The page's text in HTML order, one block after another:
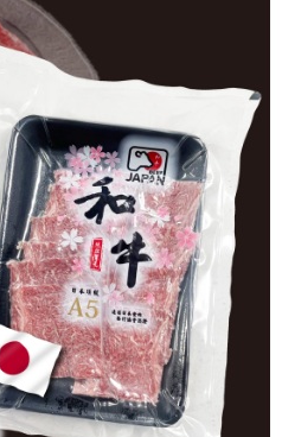
你分期」於每月結算日後寄送繳費提
超商條碼／台灣大直營門市／銀行轉
路繳費。
司」（以下簡稱本公司）所提供，讓
或服務，並由商店將買賣／分期付款
用本公司帳單繳交帳款。
之契約關係目的，商店將以您的個人
台灣大哥大進項蒐集、處理及利用，
資料之確認、核對及更正。
結：https://oppay.tw/userRule
」後，將跳轉至「AFTEE先享後付」
，即可完成結帳。
通知簡訊。
擊此簡訊中的連結，可透過四大超商／
款，方視為交易完成。
繳費，但若您需要取消訂單，請聯絡
訂單仍視為有效，需透過AFTEE先享
付 」之結帳頁面顯示為準，若有關於
相關疑問，請聯繫「AFTEE先享後付
support/home
之「AFTEE先享後付」服務完成之交
資料，並將交易相關給付款項請求債
以下網址：
理人或監護人之同意方可使用
元，超過請選宅配)(離島
)免運費
最高到2999元，超過請選
上)免運費
取7-11超取，單筆訂單金額最高
上)免運費
上)免運費
）